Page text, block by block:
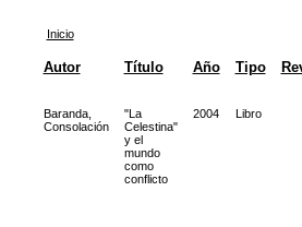
Inicio
Autor Título Año Tipo
Baranda,
Consolación
"La
Celestina"
y el
mundo
como
conflicto
2004 Libro